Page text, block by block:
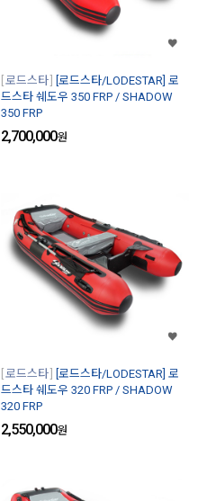
로드스타
[로드스타/LODESTAR] 로
드스타 쉐도우 350 FRP / SHADOW
350 FRP
2,700,000원
로드스타
[로드스타/LODESTAR] 로
드스타 쉐도우 320 FRP / SHADOW
320 FRP
2,550,000원